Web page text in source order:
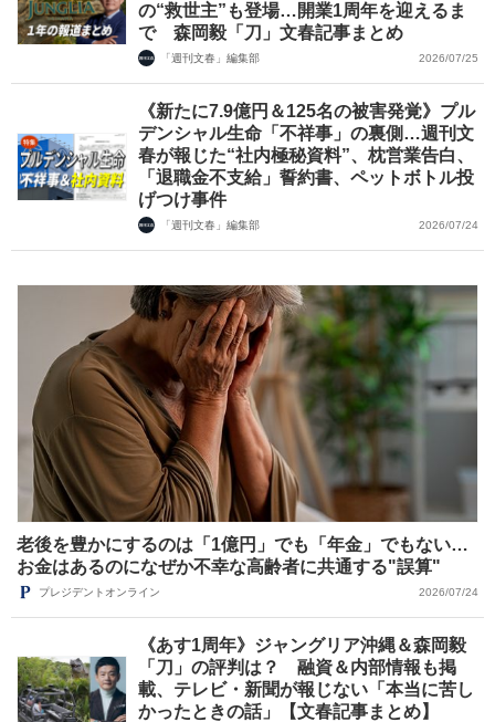
の“救世主”も登場…開業1周年を迎えるま
で 森岡毅「刀」文春記事まとめ
「週刊文春」編集部 2026/07/25
《新たに7.9億円＆125名の被害発覚》プル
デンシャル生命「不祥事」の裏側…週刊文
春が報じた“社内極秘資料”、枕営業告白、
「退職金不支給」誓約書、ペットボトル投
げつけ事件
「週刊文春」編集部 2026/07/24
老後を豊かにするのは「1億円」でも「年金」でもない…
お金はあるのになぜか不幸な高齢者に共通する"誤算"
プレジデントオンライン 2026/07/24
《あす1周年》ジャングリア沖縄＆森岡毅
「刀」の評判は？ 融資＆内部情報も掲
載、テレビ・新聞が報じない「本当に苦し
かったときの話」【文春記事まとめ】